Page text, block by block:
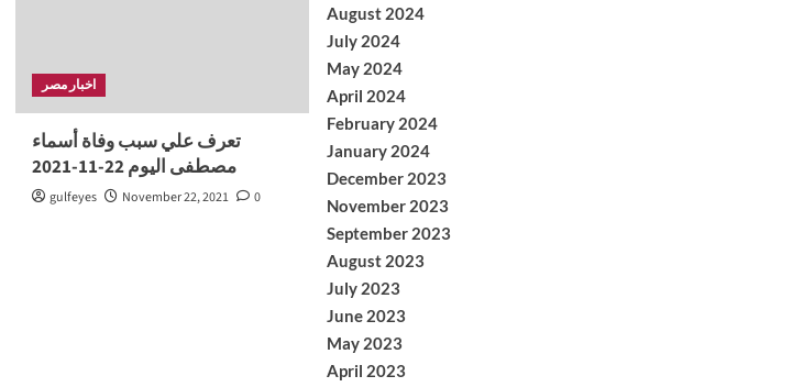
اخبار مصر
تعرف علي سبب وفاة أسماء
مصطفى اليوم 22-11-2021
gulfeyes November 22, 2021 0
August 2024
July 2024
May 2024
April 2024
February 2024
January 2024
December 2023
November 2023
September 2023
August 2023
July 2023
June 2023
May 2023
April 2023